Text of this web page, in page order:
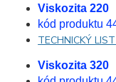
Viskozita 220
kód produktu
TECHNICKÝ
Viskozita 320